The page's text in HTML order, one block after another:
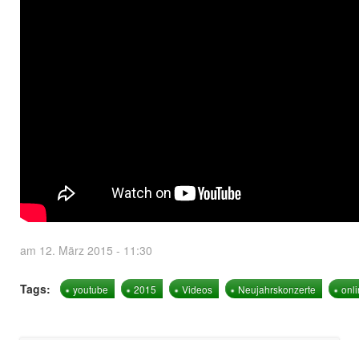
am 12. März 2015 - 11:30
Tags: youtube 2015 Videos Neujahrskonzerte